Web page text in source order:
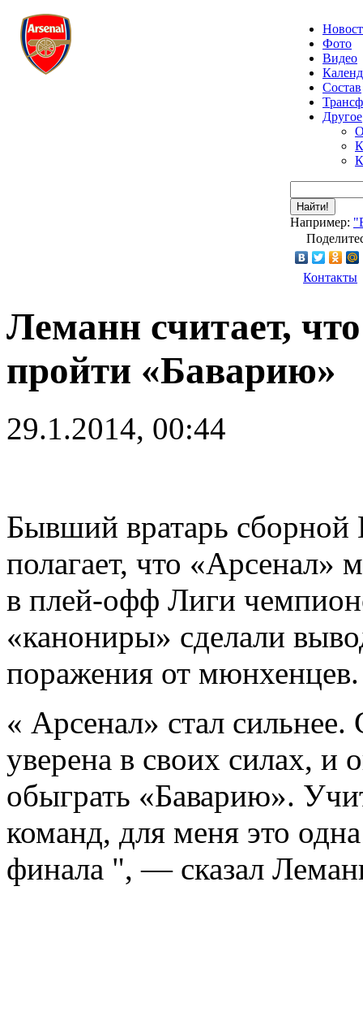
Фото
Видео
Состав
Другое
Найти!
Например:
Контакты
Леманн считает,
пройти «Баварию»
29.1.2014, 00:44
Бывший вратарь сборной
полагает, что «Арсенал»
в плей-офф Лиги
«канониры» сделали
поражения от мюнхенцев.
« Арсенал» стал
уверена в своих силах, и
обыграть «Баварию».
команд, для меня это
финала ", — сказал